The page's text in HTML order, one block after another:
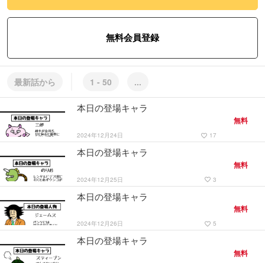
無料会員登録
最新話から 1 - 50 ...
本日の登場キャラ
2024年12月24日 favorite_border 17
無料
本日の登場キャラ
2024年12月25日 favorite_border 3
無料
本日の登場キャラ
2024年12月26日 favorite_border 5
無料
本日の登場キャラ
無料